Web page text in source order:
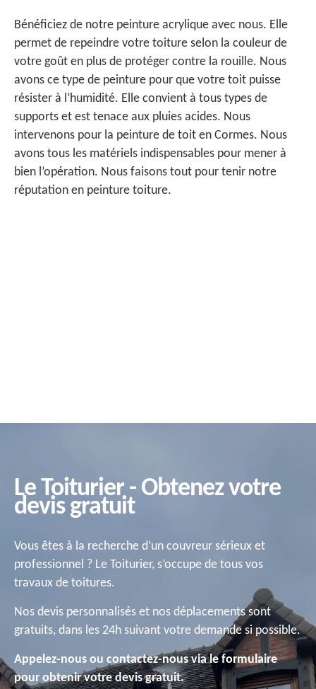
Bénéficiez de notre peinture acrylique avec nous. Elle
permet de repeindre votre toiture selon la couleur de
votre goût en plus de protéger contre la rouille. Nous
avons ce type de peinture pour que votre toit puisse
résister à l’humidité. Elle convient à tous types de
supports et est tenace aux pluies acides. Nous
intervenons pour la peinture de toit en Cormes. Nous
avons tous les matériels indispensables pour mener à
bien l’opération. Nous faisons tout pour tenir notre
réputation en peinture toiture.
Le Toiturier - Obtenez votre
devis gratuit
Vous êtes à la recherche d’un couvreur sérieux et
professionnel ? Le Toiturier, s’occupe de tous vos
travaux de toitures.
Nos devis personnalisés et nos déplacements sont
gratuits, dans les 24h suivant votre demande si possible.
Appelez-nous ou contactez-nous via le formulaire
pour obtenir votre devis gratuit.